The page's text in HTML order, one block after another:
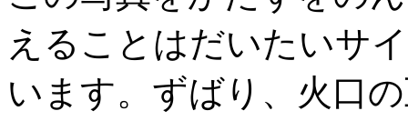
えることはだいたいサ
います。ずばり、火口